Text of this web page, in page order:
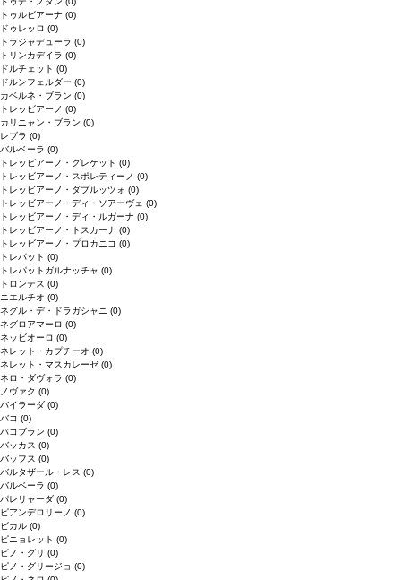
トゥルビアーナ (0)
ドゥレッロ (0)
トラジャデューラ (0)
トリンカデイラ (0)
ドルチェット (0)
ドルンフェルダー (0)
カベルネ・ブラン (0)
トレッビアーノ (0)
カリニャン・ブラン (0)
レブラ (0)
バルベーラ (0)
トレッビアーノ・グレケット (0)
トレッビアーノ・スポレティーノ (0)
トレッビアーノ・ダブルッツォ (0)
トレッビアーノ・ディ・ソアーヴェ (0)
トレッビアーノ・ディ・ルガーナ (0)
トレッビアーノ・トスカーナ (0)
トレッビアーノ・プロカニコ (0)
トレパット (0)
トレパットガルナッチャ (0)
トロンテス (0)
ニエルチオ (0)
ネグル・デ・ドラガシャニ (0)
ネグロアマーロ (0)
ネッビオーロ (0)
ネレット・カプチーオ (0)
ネレット・マスカレーゼ (0)
ネロ・ダヴォラ (0)
ノヴァク (0)
バイラーダ (0)
バコ (0)
バコブラン (0)
バッカス (0)
バッフス (0)
バルタザール・レス (0)
バルベーラ (0)
パレリャーダ (0)
ピアンデロリーノ (0)
ビカル (0)
ピニョレット (0)
ピノ・グリ (0)
ピノ・グリージョ (0)